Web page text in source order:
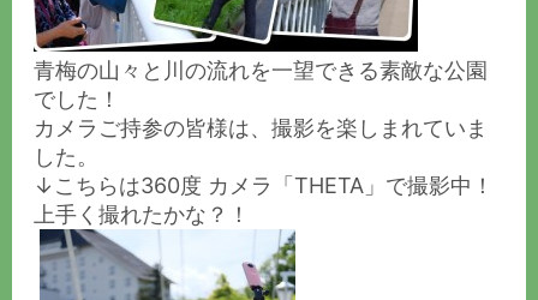
青梅の山々と川の流れを一望できる素敵な公園
でした！
カメラご持参の皆様は、撮影を楽しまれていま
した。
↓こちらは360度 カメラ「THETA」で撮影中！
上手く撮れたかな？！